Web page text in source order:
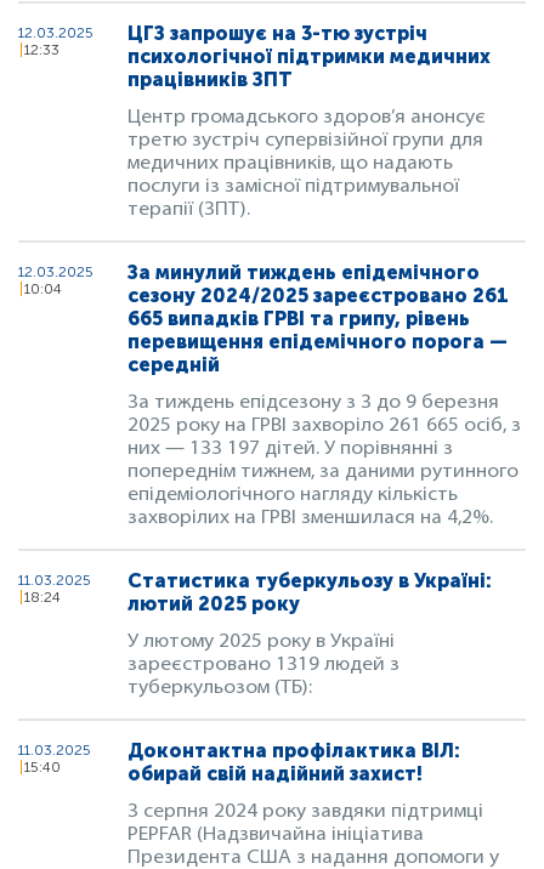
12.03.2025
12:33
ЦГЗ запрошує на 3-тю зустріч
психологічної підтримки медичних
працівників ЗПТ
Центр громадського здоров’я анонсує
третю зустріч супервізійної групи для
медичних працівників, що надають
послуги із замісної підтримувальної
терапії (ЗПТ).
12.03.2025
10:04
За минулий тиждень епідемічного
сезону 2024/2025 зареєстровано 261
665 випадків ГРВІ та грипу, рівень
перевищення епідемічного порога —
середній
За тиждень епідсезону з 3 до 9 березня
2025 року на ГРВІ захворіло 261 665 осіб, з
них — 133 197 дітей. У порівнянні з
попереднім тижнем, за даними рутинного
епідеміологічного нагляду кількість
захворілих на ГРВІ зменшилася на 4,2%.
11.03.2025
18:24
Статистика туберкульозу в Україні:
лютий 2025 року
У лютому 2025 року в Україні
зареєстровано 1319 людей з
туберкульозом (ТБ):
11.03.2025
15:40
Доконтактна профілактика ВІЛ:
обирай свій надійний захист!
З серпня 2024 року завдяки підтримці
PEPFAR (Надзвичайна ініціатива
Президента США з надання допомоги у